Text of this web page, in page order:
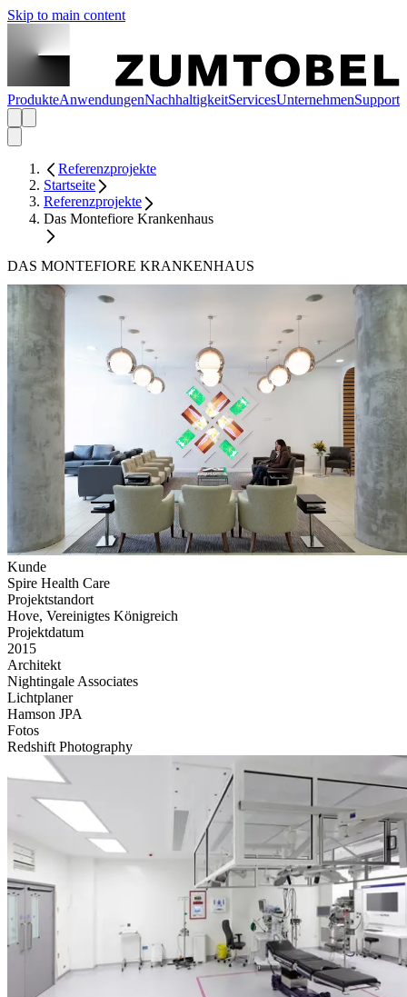
Skip to main content
ProdukteAnwendungenNachhaltigkeitServicesUnternehmenSupport
Referenzprojekte
Startseite
Referenzprojekte
Das Montefiore Krankenhaus
DAS MONTEFIORE KRANKENHAUS
Kunde
Spire Health Care
Projektstandort
Hove, Vereinigtes Königreich
Projektdatum
2015
Architekt
Nightingale Associates
Lichtplaner
Hamson JPA
Fotos
Redshift Photography